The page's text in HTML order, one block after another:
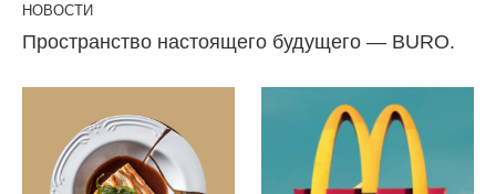
НОВОСТИ
Пространство настоящего будущего — BURO.